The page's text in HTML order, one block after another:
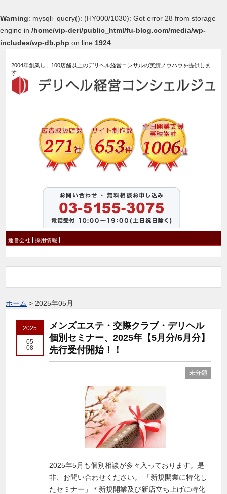
Warning: mysqli_query(): (HY000/1030): Got error 28 from storage
engine in /home/vip-deri/public_html/fu-blog.com/media/wp-
includes/wp-db.php on line 1924
2004年創業し、100店舗以上のデリヘル経営コンサルの実績ノウハウを提供しま
す
運営会社 採用情報
ホーム > 2025年05月
2025
05
08
メンズエステ・交際クラブ・デリヘル
個別セミナー、2025年【5月分/6月分】
先行受付開始！！
未分類
2025年5月も個別相談が多々入っております。是
非、お問い合わせください。 「新規開業に特化し
たセミナー」＊新規開業及び新店立ち上げに特化